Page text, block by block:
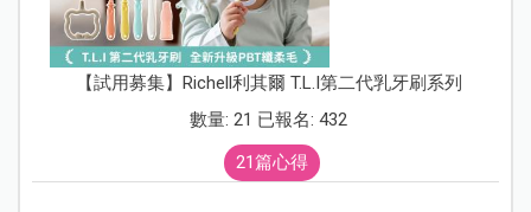
【試用募集】Richell利其爾 T.L.I第二代乳牙刷系列
數量: 21 已報名: 432
21篇心得